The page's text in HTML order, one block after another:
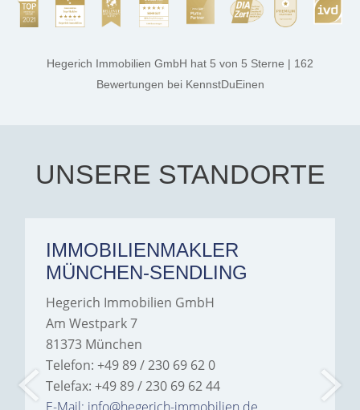
rest. They made the entire
process smooth,
thanks, and a huge part of
the credit goes to Amelie
Jamrowâ€”she was
exceptionally professional,
Hegerich Immobilien to
anyone looking for a home.
Hegerich Immobilien GmbH hat 5 von 5 Sterne | 162
Bewertungen bei KennstDuEinen
UNSERE STANDORTE
IMMOBILIENMAKLER
MÜNCHEN-SENDLING
Hegerich Immobilien GmbH
Am Westpark 7
81373 München
Telefon: +49 89 / 230 69 62 0
Telefax: +49 89 / 230 69 62 44